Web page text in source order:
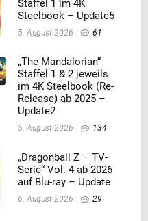
Staffel 1 im 4K
Steelbook – Update5
5. August 2026 61
„The Mandalorian“
Staffel 1 & 2 jeweils
im 4K Steelbook (Re-
Release) ab 2025 –
Update2
5. August 2026 134
„Dragonball Z – TV-
Serie“ Vol. 4 ab 2026
auf Blu-ray – Update
6. August 2026 29